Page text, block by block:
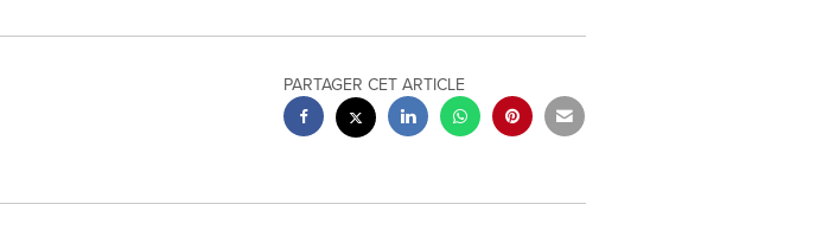
PARTAGER CET ARTICLE